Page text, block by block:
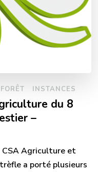
FORÊT INSTANCES
du 8
–
CSA Agriculture et
a porté plusieurs